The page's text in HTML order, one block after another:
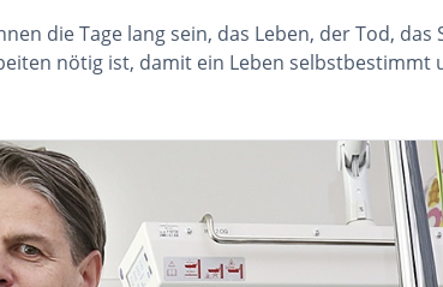
die Tage lang sein, das Leben, der Tod,
nötig ist, damit ein Leben selbstbestimmt